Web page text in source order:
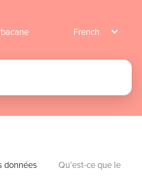
données
Qu’est-ce que le